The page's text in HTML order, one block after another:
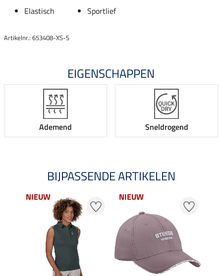
Elastisch
Sportlief
Artikelnr.: 653408-XS-S
EIGENSCHAPPEN
Ademend Sneldrogend
BIJPASSENDE ARTIKELEN
NIEUW NIEUW